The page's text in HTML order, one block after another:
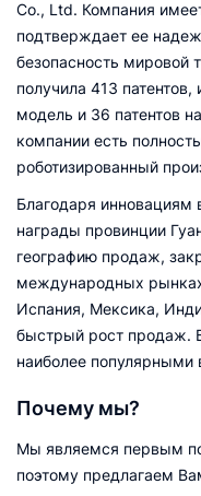
Co., Ltd. Компания
подтверждает ее
безопасность мировой
получила 413 патентов,
модель и 36 патентов
компании есть
роботизированный
Благодаря инновациям
награды провинции
географию продаж,
международных
Испания, Мексика,
быстрый рост продаж.
наиболее популярными
Почему мы?
Мы являемся первым
поэтому предлагаем